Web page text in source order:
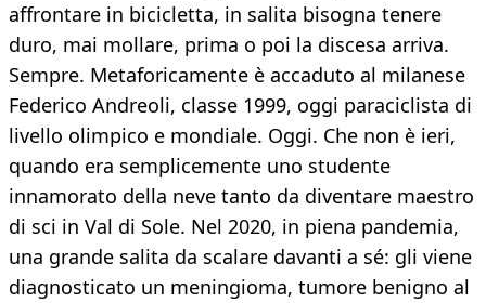
affrontare in bicicletta, in salita bisogna tenere
duro, mai mollare, prima o poi la discesa arriva.
Sempre. Metaforicamente è accaduto al milanese
Federico Andreoli, classe 1999, oggi paraciclista di
livello olimpico e mondiale. Oggi. Che non è ieri,
quando era semplicemente uno studente
innamorato della neve tanto da diventare maestro
di sci in Val di Sole. Nel 2020, in piena pandemia,
una grande salita da scalare davanti a sé: gli viene
diagnosticato un meningioma, tumore benigno al